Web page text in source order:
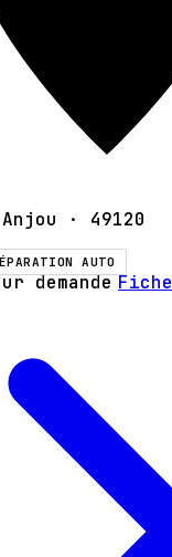
· 49120
AUTO
demande Fiche